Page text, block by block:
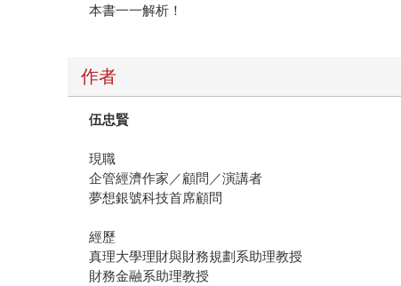
本書一一解析！
作者
伍忠賢
現職
企管經濟作家／顧問／演講者
夢想銀號科技首席顧問
經歷
真理大學理財與財務規劃系助理教授
財務金融系助理教授